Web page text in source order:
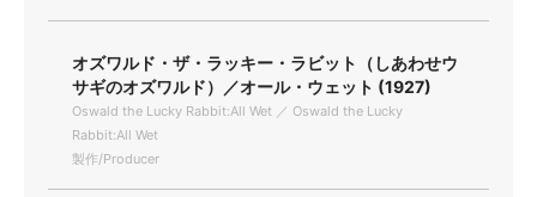
オズワルド・ザ・ラッキー・ラビット（しあわせウ
サギのオズワルド）／オール・ウェット (1927)
Oswald the Lucky Rabbit:All Wet ／ Oswald the Lucky
Rabbit:All Wet
製作/Producer